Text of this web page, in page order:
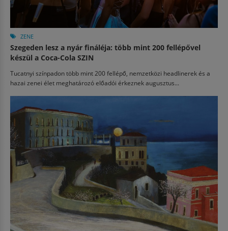
ZENE
Szegeden lesz a nyár fináléja: több mint 200 fellépővel
készül a Coca-Cola SZIN
Tucatnyi színpadon több mint 200 fellépő, nemzetközi headlinerek és a
hazai zenei élet meghatározó előadói érkeznek augusztus...